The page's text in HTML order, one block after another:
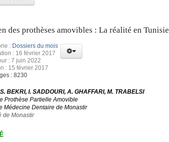
des prothèses amovibles : La réalité en Tunisie
: Dossiers du mois
: 16 février 2017
: 7 juin 2022
: 15 février 2017
: 8230
BEKRI, I. SADDOURI, A. GHAFFARI, M. TRABELSI
Prothèse Partielle Amovible
Médecine Dentaire de Monastir
de Monastir